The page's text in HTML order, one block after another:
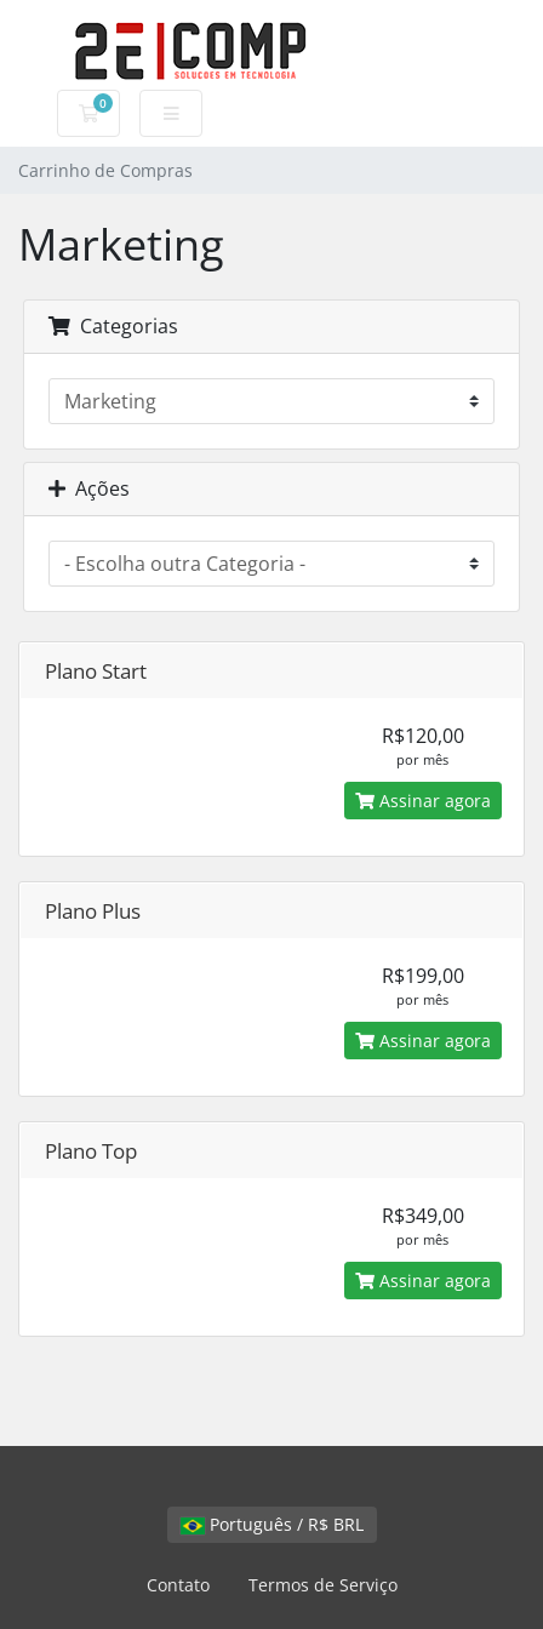
0
Carrinho de Compras
Carrinho de Compras
Marketing
Categorias
Ações
Plano Start
R$120,00
por mês
Assinar agora
Plano Plus
R$199,00
por mês
Assinar agora
Plano Top
R$349,00
por mês
Assinar agora
Português / R$ BRL
Contato Termos de Serviço